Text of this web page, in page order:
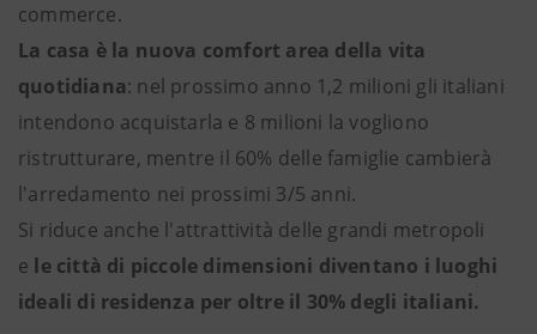
commerce.
La casa è la nuova comfort area della vita
quotidiana: nel prossimo anno 1,2 milioni gli italiani
intendono acquistarla e 8 milioni la vogliono
ristrutturare, mentre il 60% delle famiglie cambierà
l'arredamento nei prossimi 3/5 anni.
Si riduce anche l'attrattività delle grandi metropoli
e le città di piccole dimensioni diventano i luoghi
ideali di residenza per oltre il 30% degli italiani.